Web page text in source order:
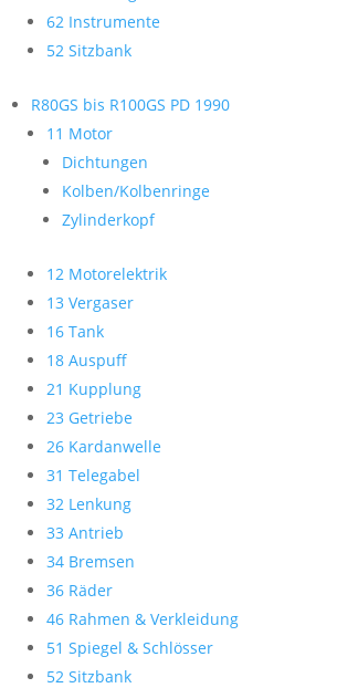
62 Instrumente
52 Sitzbank
R80GS bis R100GS PD 1990
11 Motor
Dichtungen
Kolben/Kolbenringe
Zylinderkopf
12 Motorelektrik
13 Vergaser
16 Tank
18 Auspuff
21 Kupplung
23 Getriebe
26 Kardanwelle
31 Telegabel
32 Lenkung
33 Antrieb
34 Bremsen
36 Räder
46 Rahmen & Verkleidung
51 Spiegel & Schlösser
52 Sitzbank